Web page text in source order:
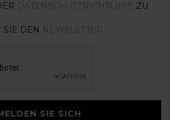
DATENSCHUTZRICHTLINIE ZU
DEN NEWSLETTER
SIE SICH